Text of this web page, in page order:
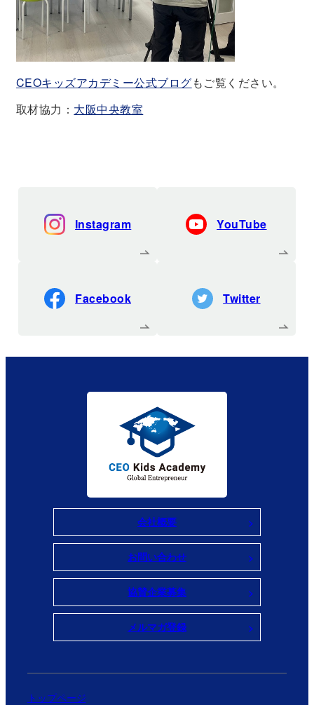
CEOキッズアカデミー公式ブログもご覧ください。
取材協力： 大阪中央教室
Instagram YouTube
Facebook Twitter
会社概要
お問い合わせ
協賛企業募集
メルマガ登録
トップページ